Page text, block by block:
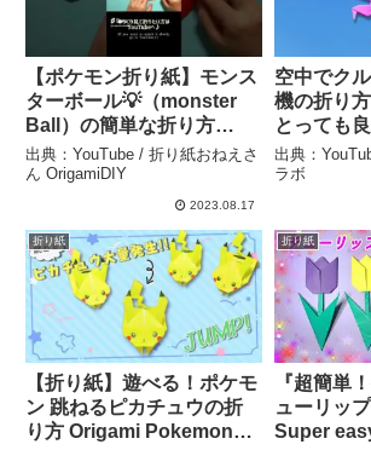
【ポケモン折り紙】モンス
ターボール💡（monster
Ball）の簡単な折り方
#shorts #pokemon
#pokemongo #ポケモン #
折り紙 #origami #折り紙お
OrigamiDIY
出典：YouTube / 折り紙おねえさ
ん OrigamiDIY
2023.08.17
空中でク
機の折り
とっても
ンの作り
くる 遊べ
出典：
ラボ
折り紙
【折り紙】遊べる！ポケモ
ン 跳ねるピカチュウの折
り方 Origami Pokemon
折り紙
『超簡単
ューリッ
Super